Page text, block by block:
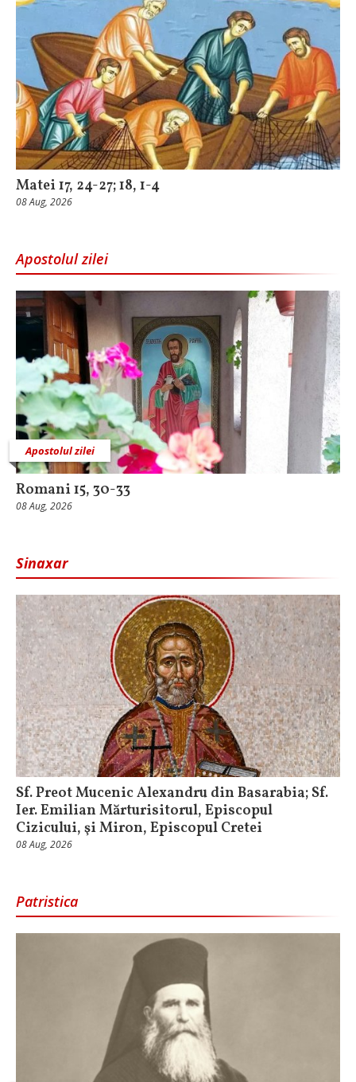
Matei 17, 24-27; 18, 1-4
08 Aug, 2026
Apostolul zilei
Apostolul zilei
Romani 15, 30-33
08 Aug, 2026
Sinaxar
Sf. Preot Mucenic Alexandru din Basarabia; Sf.
Ier. Emilian Mărturisitorul, Episcopul
Cizicului, şi Miron, Episcopul Cretei
08 Aug, 2026
Patristica